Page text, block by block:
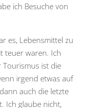
ich Besuche von
es, Lebensmittel zu
teuer waren. Ich
ist die
irgend etwas auf
auch die letzte
Ich glaube nicht,